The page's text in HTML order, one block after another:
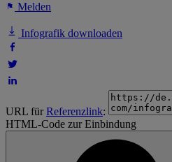
Melden
Infografik downloaden
URL fürReferenzlink:
HTML-Code zur Einbindung